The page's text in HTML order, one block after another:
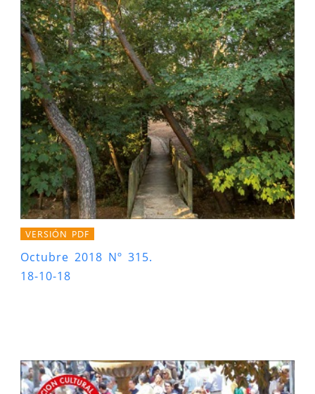
VERSIÓN PDF
Octubre 2018 Nº 315.
18-10-18